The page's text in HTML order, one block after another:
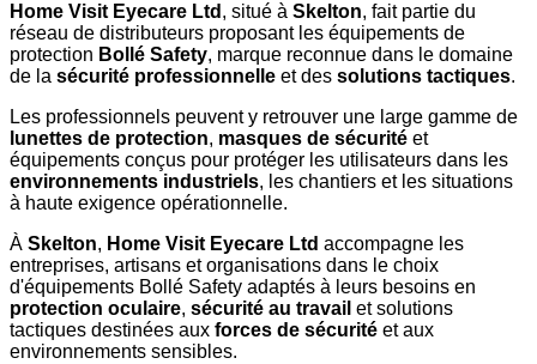
Home Visit Eyecare Ltd , situé à Skelton, fait partie du
réseau de distributeurs proposant les équipements de
protection Bollé Safety, marque reconnue dans le domaine
de la sécurité professionnelle et des solutions tactiques.
Les professionnels peuvent y retrouver une large gamme de
lunettes de protection, masques de sécurité et
équipements conçus pour protéger les utilisateurs dans les
environnements industriels, les chantiers et les situations
à haute exigence opérationnelle.
À Skelton, Home Visit Eyecare Ltd accompagne les
entreprises, artisans et organisations dans le choix
d'équipements Bollé Safety adaptés à leurs besoins en
protection oculaire, sécurité au travail et solutions
tactiques destinées aux forces de sécurité et aux
environnements sensibles.